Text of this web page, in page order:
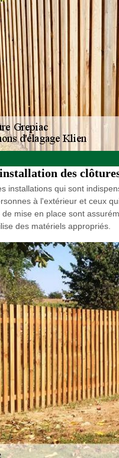
des
installations qui sont
à l'extérieur et ceux
mise en place sont
des matériels appropriés.